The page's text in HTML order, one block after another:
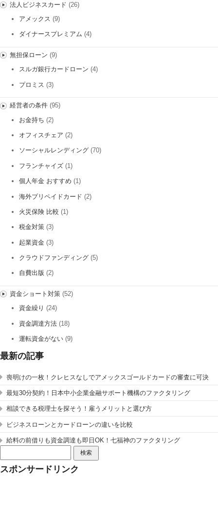
法人ビジネスカード (26)
アメックス (9)
ダイナースプレミアム (4)
無担保ローン (9)
スルガ銀行カードローン (4)
プロミス (3)
経営者の条件(95)
お金持ち (2)
オフィスチェア (2)
ソーシャルレンディング (70)
フランチャイズ (1)
個人年金 おすすめ (1)
海外プリペイドカード (2)
火災保険 比較 (1)
税金対策 (3)
起業資金 (3)
クラウドファンディング (5)
自費出版 (2)
資金ショート対策(52)
資金繰り (24)
資金調達方法 (18)
運転資金がない (9)
最新の記事
喪明けの一枚！クレヒスなしでアメックスゴールドカードの審査に可決
最短30分契約！日本中小企業金融サポート機構のファクタリング
相談できる税理士を探そう！雇うメリットと選び方
ビジネスローンとカードローンの違いを比較
給料の前借りも資金調達も即日OK！七福神のファクタリング
索:
スポンサードリンク